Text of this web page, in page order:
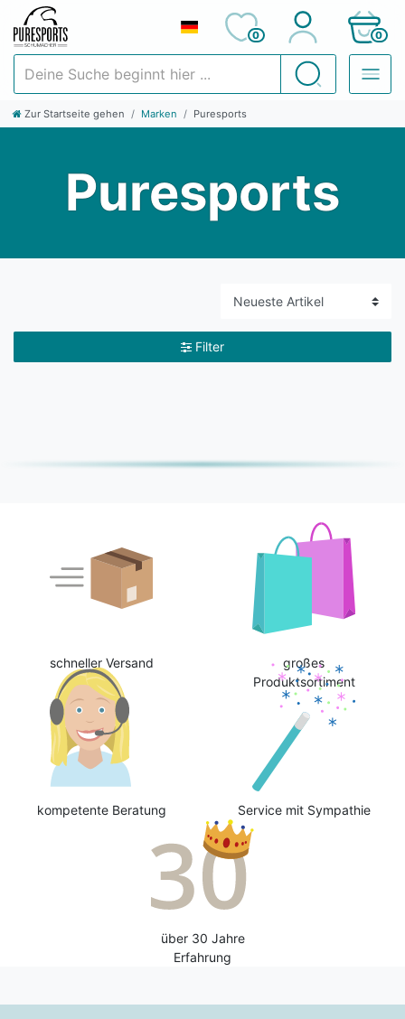
Suchen
0 0
Zur Startseite gehen Marken Puresports
Puresports
Filter
schneller Versand
großes
Produktsortiment
kompetente Beratung Service mit Sympathie
über 30 Jahre
Erfahrung